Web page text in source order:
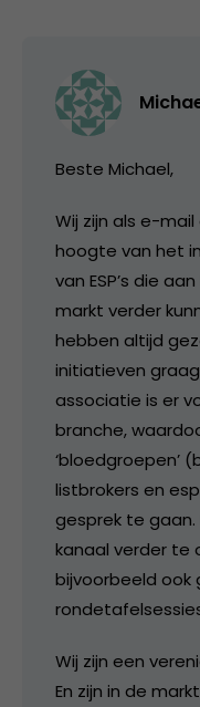
Beste Michael,
Wij zijn als e-
hoogte van het
van ESP’s die
markt verder
hebben altijd
initiatieven
associatie is er
branche,
‘bloedgroepen’
listbrokers en
gesprek te
kanaal verder te
bijvoorbeeld ook
Wij zijn een
En zijn in de